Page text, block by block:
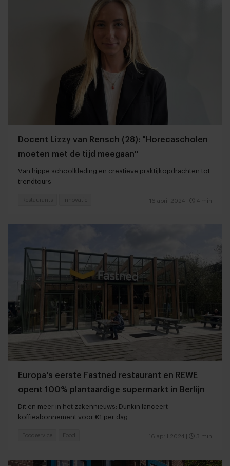
Docent Lizzy van Rensch (28): "Horecascholen
moeten met de tijd meegaan"
Van hippe schoolkleding en creatieve praktijkopdrachten tot
trendtours
16 april 2024 4 min
Restaurants Innovatie
Europa's eerste Fastned restaurant en REWE
opent 100% plantaardige supermarkt in Berlijn
Dit en meer in het zakennieuws: Dunkin lanceert
koffieabonnement voor €1 per dag
16 april 2024 3 min
Foodservice Food